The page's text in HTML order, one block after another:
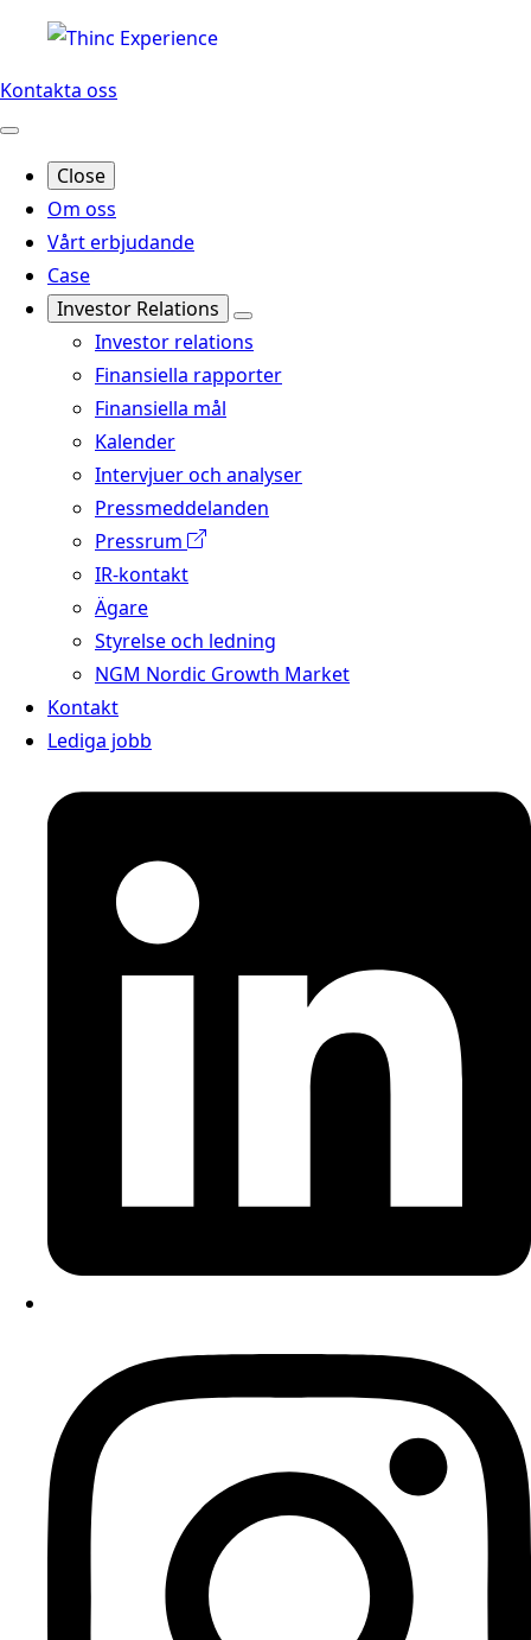
Kontakta oss
Close
Om oss
Vårt erbjudande
Case
Investor Relations
Investor relations
Finansiella rapporter
Finansiella mål
Kalender
Intervjuer och analyser
Pressmeddelanden
Pressrum
IR-kontakt
Ägare
Styrelse och ledning
NGM Nordic Growth Market
Kontakt
Lediga jobb